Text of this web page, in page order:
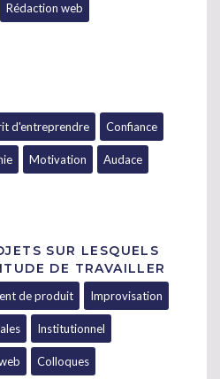
Rédaction web
d'entreprendre Confiance
Motivation Audace
SUR LESQUELS
DE TRAVAILLER
de produit Improvisation
Institutionnel
Colloques